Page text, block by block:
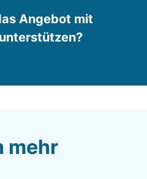
Angebot mit
mehr